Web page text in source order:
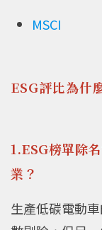
MSCI
ESG評比為什
1.ESG榜單除
業？
生產低碳電動